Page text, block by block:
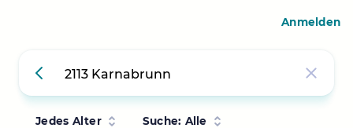
Jedes Alter Suche: Alle
Anmelden